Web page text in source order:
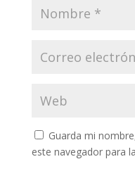
Guarda mi
este navegador para